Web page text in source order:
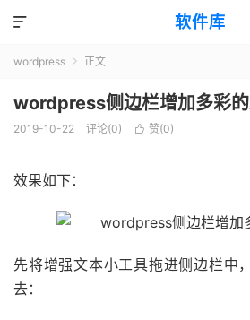
软件库

wordpress  正文
wordpress侧边栏增加多彩
2019-10-22 评论(0)  赞(0)
效果如下：
先将增强文本小工具拖进侧边栏中
去：